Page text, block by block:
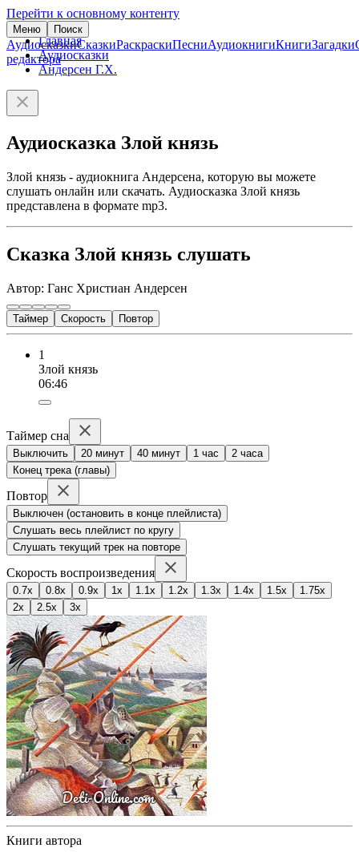
Перейти к основному контенту
Меню Поиск
АудиосказкиСказкиРаскраскиПесниАудиокнигиКнигиЗагадки
редактора
Главная
Аудиосказки
Андерсен Г.Х.
Аудиосказка Злой князь
Злой князь - аудиокнига Андерсена, которую вы можете
слушать онлайн или скачать. Аудиосказка Злой князь
представлена в формате mp3.
Сказка Злой князь слушать
Автор: Ганс Христиан Андерсен
Таймер Скорость Повтор
1
Злой князь
06:46
Таймер сна
Выключить 20 минут 40 минут 1 час
2 часа
Конец трека (главы)
Повтор
Выключен (остановить в конце плейлиста)
Слушать весь плейлист по кругу
Слушать текущий трек на повторе
Скорость воспроизведения
0.7x 0.8x 0.9x 1x 1.1x 1.2x 1.3x 1.4x 1.5x
1.75x
2x
2.5x 3x
Книги автора